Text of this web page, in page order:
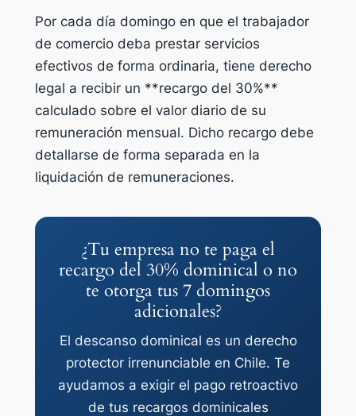
Por cada día domingo en que el trabajador
de comercio deba prestar servicios
efectivos de forma ordinaria, tiene derecho
legal a recibir un **recargo del 30%**
calculado sobre el valor diario de su
remuneración mensual. Dicho recargo debe
detallarse de forma separada en la
liquidación de remuneraciones.
¿Tu empresa no te paga el
recargo del 30% dominical o no
te otorga tus 7 domingos
adicionales?
El descanso dominical es un derecho
protector irrenunciable en Chile. Te
ayudamos a exigir el pago retroactivo
de tus recargos dominicales